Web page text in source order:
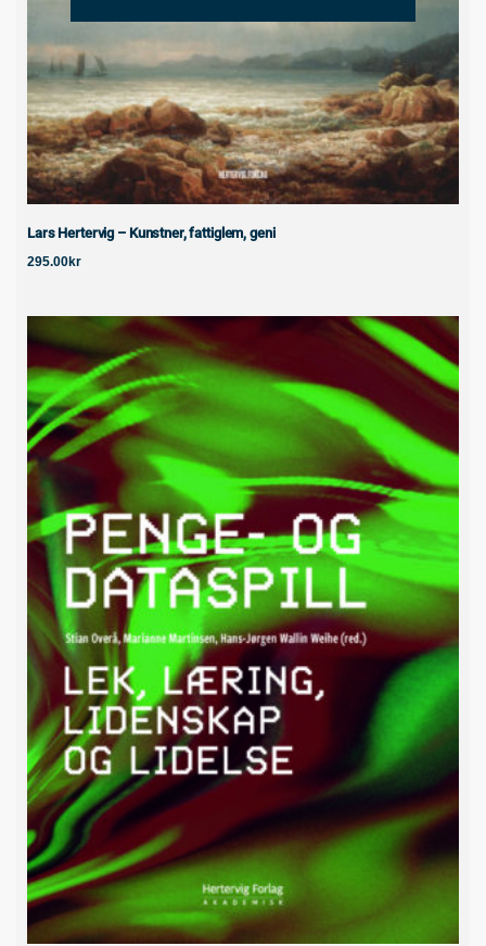
Lars Hertervig – Kunstner, fattiglem, geni
295.00kr